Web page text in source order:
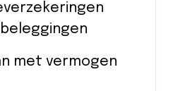
met vermogen